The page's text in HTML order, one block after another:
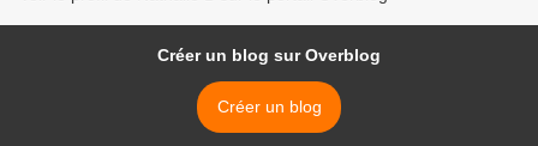
Créer un blog sur Overblog
Créer un blog